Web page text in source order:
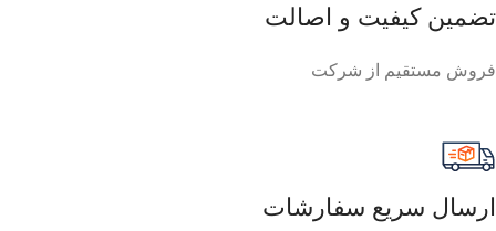
تضمین کیفیت و اصالت
فروش مستقیم از شرکت
ارسال سریع سفارشات